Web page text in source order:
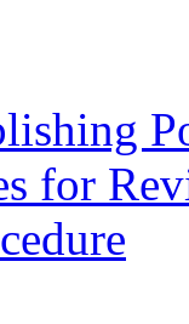
for